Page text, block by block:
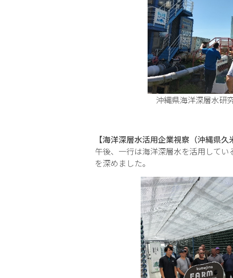
沖縄県海洋深層水研究
【海洋深層水活用企業視察（沖縄県久
午後、一行は海洋深層水を活用して
を深めました。